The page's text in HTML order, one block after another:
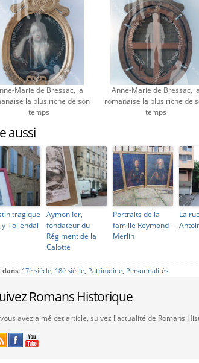
Marie de Bressac, la
la plus riche de son
temps
Anne-Marie de Bressac, la
romanaise la plus riche de
temps
aussi
tragique
Tollendal
Aymon Ier,
fondateur du
Régiment de la
Calotte
Portraits de la
famille Reymond-
Merlin
La
dans: 17è siècle, 18è siècle, Patrimoine, Personnalités
Romans Historique
avez aimé cet article, suivez l'actualité de Romans